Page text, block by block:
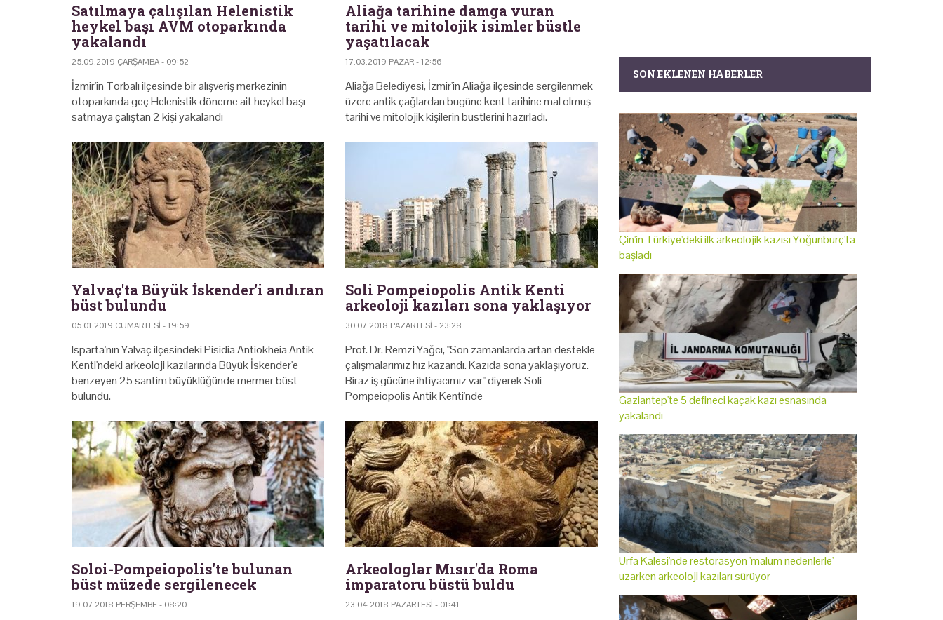
Satılmaya çalışılan Helenistik
heykel başı AVM otoparkında
yakalandı
25.09.2019 ÇARŞAMBA - 09:52
İzmir'in Torbalı ilçesinde bir alışveriş merkezinin
otoparkında geç Helenistik döneme ait heykel başı
satmaya çalıştan 2 kişi yakalandı
Aliağa tarihine damga vuran
tarihi ve mitolojik isimler büstle
yaşatılacak
17.03.2019 PAZAR - 12:56
Aliağa Belediyesi, İzmir'in Aliağa ilçesinde sergilenmek
üzere antik çağlardan bugüne kent tarihine mal olmuş
tarihi ve mitolojik kişilerin büstlerini hazırladı.
Yalvaç'ta Büyük İskender'i andıran
büst bulundu
05.01.2019 CUMARTESI - 19:59
Isparta'nın Yalvaç ilçesindeki Pisidia Antiokheia Antik
Kenti'ndeki arkeoloji kazılarında Büyük İskender'e
benzeyen 25 santim büyüklüğünde mermer büst
bulundu.
Soli Pompeiopolis Antik Kenti
arkeoloji kazıları sona yaklaşıyor
30.07.2018 PAZARTESI - 23:28
Prof. Dr. Remzi Yağcı, "Son zamanlarda artan destekle
çalışmalarımız hız kazandı. Kazıda sona yaklaşıyoruz.
Biraz iş gücüne ihtiyacımız var" diyerek Soli
Pompeiopolis Antik Kenti'nde
Soloi-Pompeiopolis'te bulunan
büst müzede sergilenecek
19.07.2018 PERŞEMBE - 08:20
Arkeologlar Mısır'da Roma
imparatoru büstü buldu
23.04.2018 PAZARTESI - 01:41
SON EKLENEN HABERLER
Çin'in Türkiye'deki ilk arkeolojik kazısı Yoğunburç'ta
başladı
Gaziantep'te 5 defineci kaçak kazı esnasında
yakalandı
Urfa Kalesi'nde restorasyon 'malum nedenlerle'
uzarken arkeoloji kazıları sürüyor